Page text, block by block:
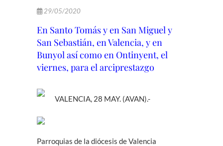
29/05/2020
En Santo Tomás y en San Miguel y
San Sebastián, en Valencia, y en
Bunyol así como en Ontinyent, el
viernes, para el arciprestazgo
VALENCIA, 28 MAY. (AVAN).-
Parroquias de la diócesis de Valencia